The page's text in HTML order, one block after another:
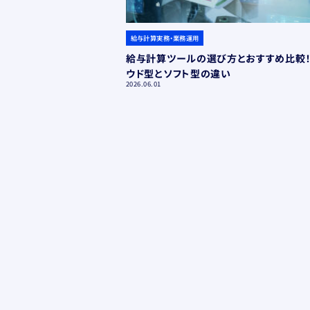
給与計算実務・業務運用
給与計算ツールの選び方とおすすめ比較
ウド型とソフト型の違い
2026.06.01